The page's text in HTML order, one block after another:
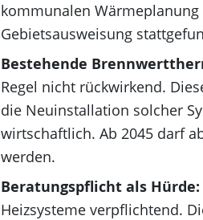
kommunalen
Gebietsausweisung
Bestehende
Regel nicht rückwirkend.
die Neuinstallation solcher
wirtschaftlich. Ab 2045 darf
werden.
Beratungspflicht als Hürde:
Heizsysteme verpflichtend.